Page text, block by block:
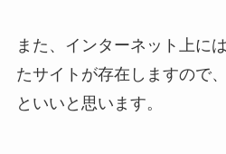
また、インターネット上に
たサイトが存在しますので
といいと思います。